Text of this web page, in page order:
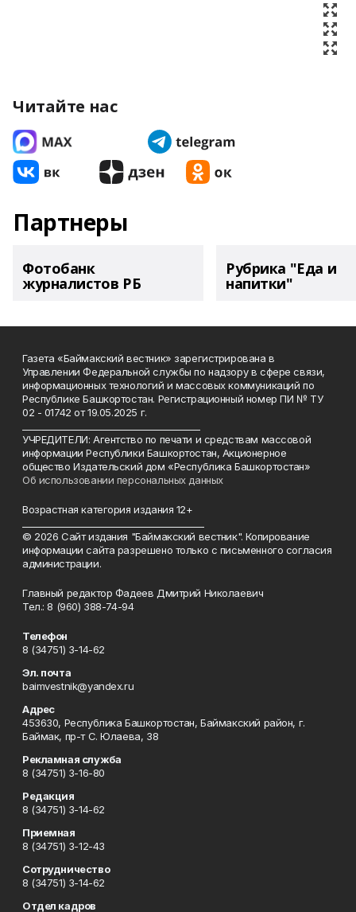
Читайте нас
Партнеры
Фотобанк
журналистов РБ
Рубрика "Еда и
напитки"
Газета «Баймакский вестник» зарегистрирована в
Управлении Федеральной службы по надзору в сфере связи,
информационных технологий и массовых коммуникаций по
Республике Башкортостан. Регистрационный номер ПИ № ТУ
02 - 01742 от 19.05.2025 г.
УЧРЕДИТЕЛИ: Агентство по печати и средствам массовой
информации Республики Башкортостан, Акционерное
общество Издательский дом «Республика Башкортостан»
Об использовании персональных данных
Возрастная категория издания 12+
© 2026 Сайт издания "Баймакский вестник". Копирование
информации сайта разрешено только с письменного согласия
администрации.
Главный редактор Фадеев Дмитрий Николаевич
Тел.: 8 (960) 388-74-94
Телефон
8 (34751) 3-14-62
Эл. почта
baimvestnik@yandex.ru
Адрес
453630, Республика Башкортостан, Баймакский район, г.
Баймак, пр-т С. Юлаева, 38
Рекламная служба
8 (34751) 3-16-80
Редакция
8 (34751) 3-14-62
Приемная
8 (34751) 3-12-43
Сотрудничество
8 (34751) 3-14-62
Отдел кадров